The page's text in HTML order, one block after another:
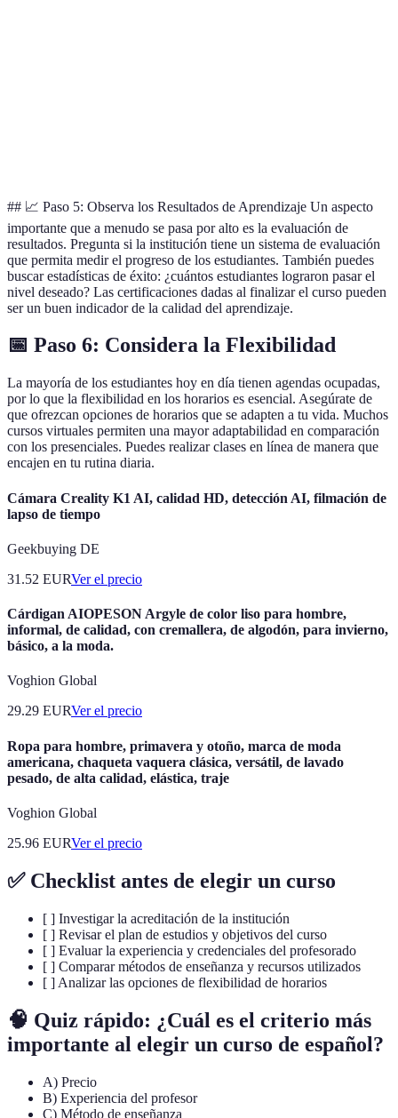
## 📈 Paso 5: Observa los Resultados de Aprendizaje Un aspecto
importante que a menudo se pasa por alto es la evaluación de
resultados. Pregunta si la institución tiene un sistema de evaluación
que permita medir el progreso de los estudiantes. También puedes
buscar estadísticas de éxito: ¿cuántos estudiantes lograron pasar el
nivel deseado? Las certificaciones dadas al finalizar el curso pueden
ser un buen indicador de la calidad del aprendizaje.
📅 Paso 6: Considera la Flexibilidad
La mayoría de los estudiantes hoy en día tienen agendas ocupadas,
por lo que la flexibilidad en los horarios es esencial. Asegúrate de
que ofrezcan opciones de horarios que se adapten a tu vida. Muchos
cursos virtuales permiten una mayor adaptabilidad en comparación
con los presenciales. Puedes realizar clases en línea de manera que
encajen en tu rutina diaria.
Cámara Creality K1 AI, calidad HD, detección AI, filmación de
lapso de tiempo
Geekbuying DE
31.52 EURVer el precio
Cárdigan AIOPESON Argyle de color liso para hombre,
informal, de calidad, con cremallera, de algodón, para invierno,
básico, a la moda.
Voghion Global
29.29 EURVer el precio
Ropa para hombre, primavera y otoño, marca de moda
americana, chaqueta vaquera clásica, versátil, de lavado
pesado, de alta calidad, elástica, traje
Voghion Global
25.96 EURVer el precio
✅ Checklist antes de elegir un curso
[ ] Investigar la acreditación de la institución
[ ] Revisar el plan de estudios y objetivos del curso
[ ] Evaluar la experiencia y credenciales del profesorado
[ ] Comparar métodos de enseñanza y recursos utilizados
[ ] Analizar las opciones de flexibilidad de horarios
🧠 Quiz rápido: ¿Cuál es el criterio más
importante al elegir un curso de español?
A) Precio
B) Experiencia del profesor
C) Método de enseñanza